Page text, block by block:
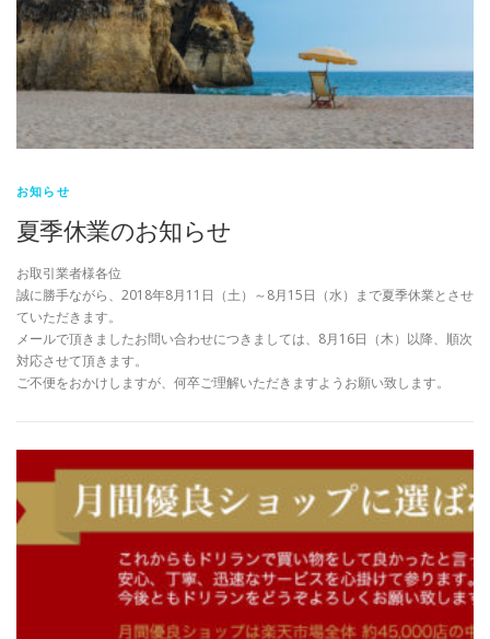
お知らせ
夏季休業のお知らせ
お取引業者様各位
誠に勝手ながら、2018年8月11日（土）～8月15日（水）まで夏季休業とさせ
ていただきます。
メールで頂きましたお問い合わせにつきましては、8月16日（木）以降、順次
対応させて頂きます。
ご不便をおかけしますが、何卒ご理解いただきますようお願い致します。